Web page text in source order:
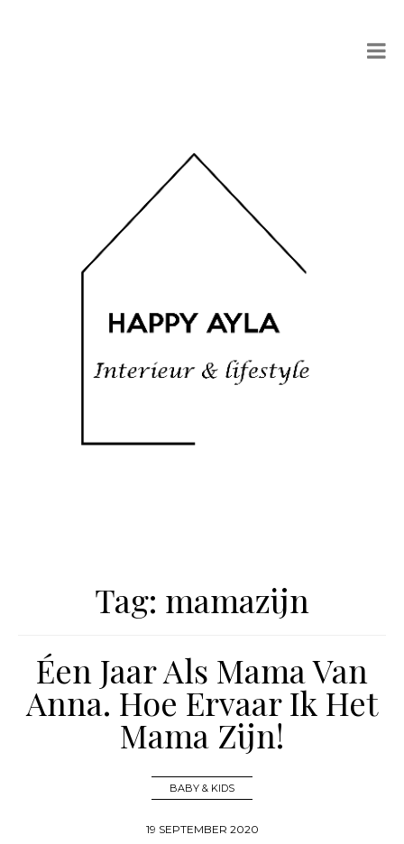
Tag: mamazijn
Éen Jaar Als Mama Van
Anna. Hoe Ervaar Ik Het
Mama Zijn!
BABY & KIDS
19 SEPTEMBER 2020